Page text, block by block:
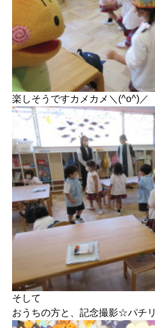
楽しそうですカメカメ＼(^o^)／
そして
おうちの方と、記念撮影☆パチリ